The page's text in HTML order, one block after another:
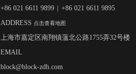
+86 021 6611 9899
+86 021 6611 9895
ADDRESS 点击查看地图
上海市嘉定区南翔镇薀北公路1755弄32号楼
EMAIL
block@block-zdh.com